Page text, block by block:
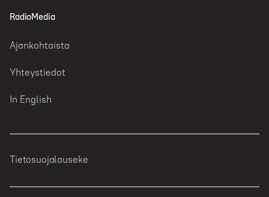
RadioMedia
Ajankohtaista
Yhteystiedot
In English
Tietosuojalauseke